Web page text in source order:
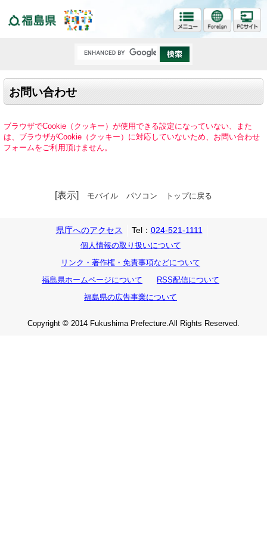
お問い合わせ
ブラウザでCookie（クッキー）が使用できる設定になっていない、また
は、ブラウザがCookie（クッキー）に対応していないため、お問い合わせ
フォームをご利用頂けません。
[表示] モバイル パソコン トップに戻る
県庁へのアクセス Tel： 024-521-1111
個人情報の取り扱いについて
リンク・著作権・免責事項などについて
福島県ホームページについて
RSS配信について
福島県の広告事業について
Copyright © 2014 Fukushima Prefecture.All Rights Reserved.